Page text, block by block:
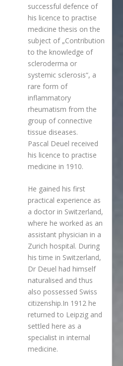
successful defence of
his licence to practise
medicine thesis on the
subject of „Contribution
to the knowledge of
scleroderma or
systemic sclerosis“, a
rare form of
inflammatory
rheumatism from the
group of connective
tissue diseases.
Pascal Deuel received
his licence to practise
medicine in 1910.
He gained his first
practical experience as
a doctor in Switzerland,
where he worked as an
assistant physician in a
Zurich hospital. During
his time in Switzerland,
Dr Deuel had himself
naturalised and thus
also possessed Swiss
citizenship.In 1912 he
returned to Leipzig and
settled here as a
specialist in internal
medicine.